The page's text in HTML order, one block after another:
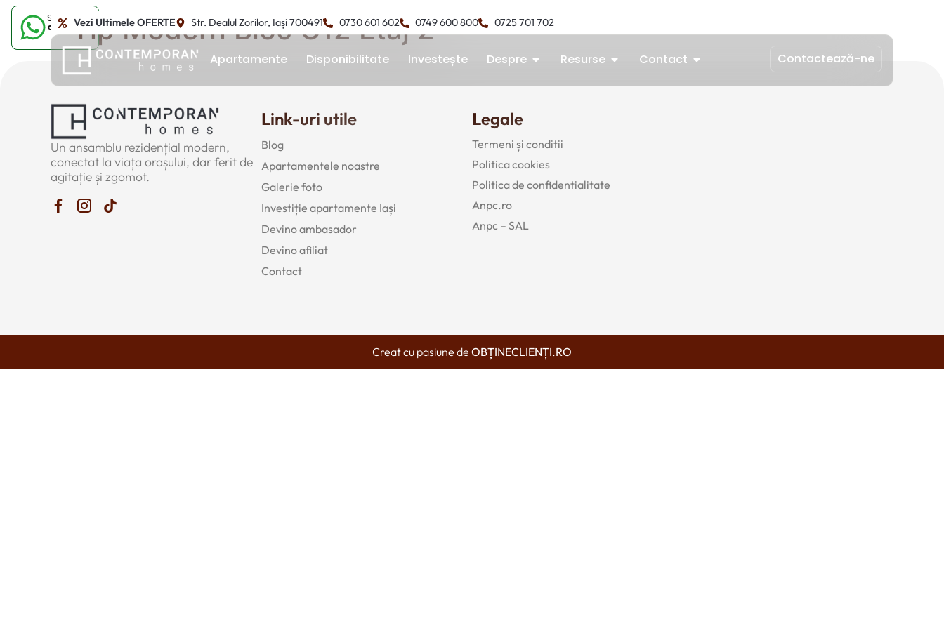
Vezi Ultimele OFERTE Str. Dealul Zorilor, Iași 700491 0730 601 602 0749 600 800 0725 701 702
Apartamente Disponibilitate Investește Despre Resurse Contact Contactează-ne
Tip Modern Bloc C12 Etaj 2
Sună-ne
acum
Un ansamblu rezidențial modern,
conectat la viața orașului, dar ferit de
agitație și zgomot.
Link-uri utile
Blog
Apartamentele noastre
Galerie foto
Investiție apartamente Iași
Devino ambasador
Devino afiliat
Contact
Legale
Termeni și conditii
Politica cookies
Politica de confidentialitate
Anpc.ro
Anpc – SAL
Creat cu pasiune de OBȚINECLIENȚI.RO